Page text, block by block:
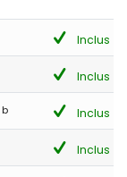
est lumineux et
Inclus
Inclus
Inclus
Inclus